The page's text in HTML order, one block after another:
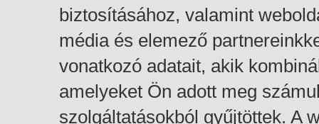
biztosításához, valamint
média és elemező
vonatkozó adatait, akik
amelyeket Ön adott meg
szolgáltatásokból gyűjtöttek. A